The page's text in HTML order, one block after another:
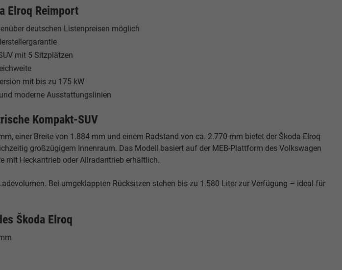
Elroq Reimport
deutschen Listenpreisen möglich
mit 5 Sitzplätzen
mit bis zu 175 kW
moderne Ausstattungslinien
Kompakt-SUV
einer Breite von 1.884 mm und einem Radstand von ca. 2.770 mm bietet der Škoda Elroq
großzügigem Innenraum. Das Modell basiert auf der MEB-Plattform des Volkswagen
mit Heckantrieb oder Allradantrieb erhältlich.
Bei umgeklappten Rücksitzen stehen bis zu 1.580 Liter zur Verfügung – ideal für
Škoda Elroq